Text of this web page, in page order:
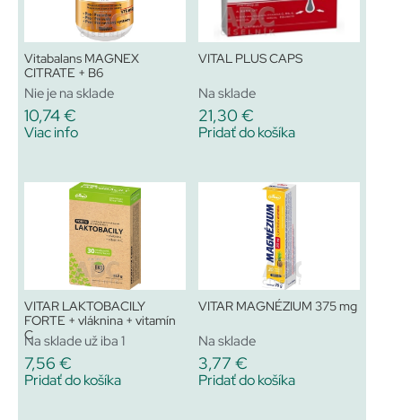
Vitabalans MAGNEX
CITRATE + B6
Nie je na sklade
10,74€
Viac info
VITAL PLUS CAPS
Na sklade
21,30 €
Pridať do košíka
VITAR LAKTOBACILY
FORTE + vláknina + vitamín
C
Na sklade už iba 1
7,56 €
Pridať do košíka
VITAR MAGNÉZIUM 375 mg
Na sklade
3,77 €
Pridať do košíka